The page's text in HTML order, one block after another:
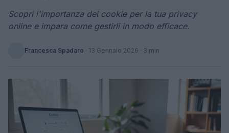
Scopri l'importanza dei cookie per la tua privacy
online e impara come gestirli in modo efficace.
Francesca Spadaro · 13 Gennaio 2026 · 3 min